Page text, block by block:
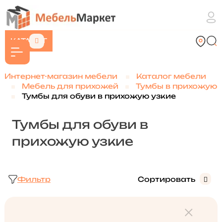
КАТАЛОГ
Интернет-магазин мебели
Каталог мебели
Мебель для прихожей
Тумбы в прихожую
Тумбы для обуви в прихожую узкие
Тумбы для обуви в
прихожую узкие
Фильтр Сортировать